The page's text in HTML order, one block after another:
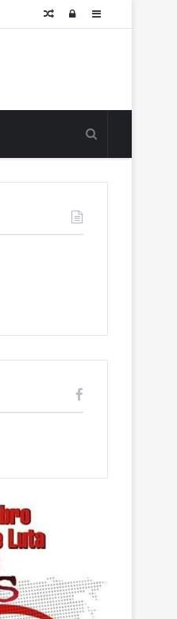
Sidebar
Log
Posts